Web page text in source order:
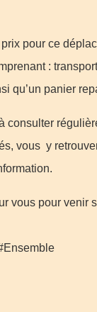
pour ce
:
qu’un panier
consulter
vous y
vous pour venir